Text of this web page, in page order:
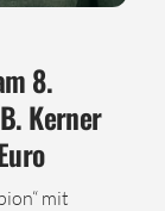
8.
Kerner
mit